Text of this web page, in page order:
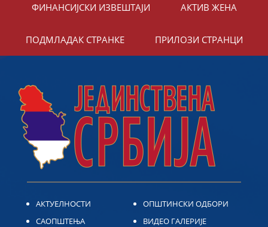
ФИНАНСИЈСКИ ИЗВЕШТАЈИ АКТИВ ЖЕНА
ПОДМЛАДАК СТРАНКЕ ПРИЛОЗИ СТРАНЦИ
АКТУЕЛНОСТИ
САОПШТЕЊА
ОПШТИНСКИ ОДБОРИ
ВИДЕО ГАЛЕРИЈЕ